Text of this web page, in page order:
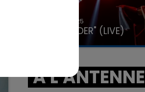
31 janvier 2025
GIMS "SPIDER" (LIVE)
A L'ANTENNE